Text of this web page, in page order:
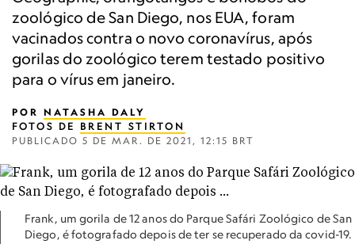
zoológico de San Diego, nos EUA, foram
vacinados contra o novo coronavírus, após
gorilas do zoológico terem testado positivo
para o vírus em janeiro.
POR NATASHA DALY
FOTOS DE BRENT STIRTON
PUBLICADO 5 DE MAR. DE 2021, 12:15 BRT
Frank, um gorila de 12 anos do Parque Safári Zoológico de San
Diego, é fotografado depois de ter se recuperado da covid-19.